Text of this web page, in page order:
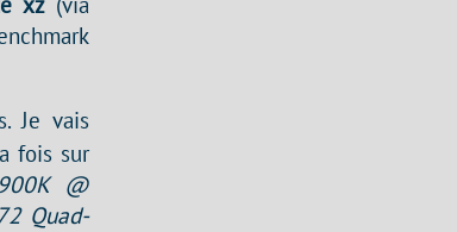
Je vais
fois sur
@
Quad-